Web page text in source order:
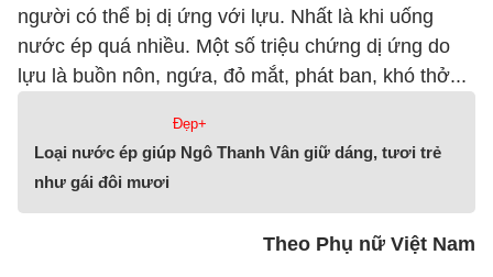
người có thể bị dị ứng với lựu. Nhất là khi uống
nước ép quá nhiều. Một số triệu chứng dị ứng do
lựu là buồn nôn, ngứa, đỏ mắt, phát ban, khó thở...
Đẹp+
Loại nước ép giúp Ngô Thanh Vân giữ dáng, tươi trẻ
như gái đôi mươi
Theo Phụ nữ Việt Nam